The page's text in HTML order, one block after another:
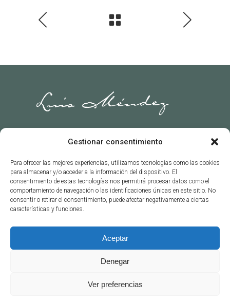
Gestionar consentimiento
Para ofrecer las mejores experiencias, utilizamos tecnologías como las cookies
para almacenar y/o acceder a la información del dispositivo. El
consentimiento de estas tecnologías nos permitirá procesar datos como el
comportamiento de navegación o las identificaciones únicas en este sitio. No
consentir o retirar el consentimiento, puede afectar negativamente a ciertas
características y funciones.
Aceptar
Denegar
Ver preferencias
Política de cookies (UE)
Política de privacidad